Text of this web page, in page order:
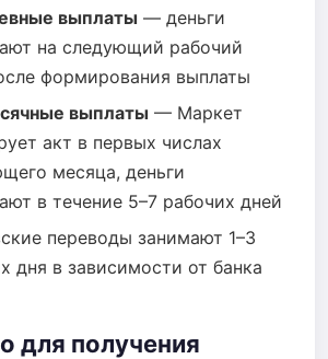
выплаты — деньги
на следующий рабочий
формирования выплаты
выплаты — Маркет
акт в первых числах
месяца, деньги
в течение 5–7 рабочих дней
переводы занимают 1–3
дня в зависимости от банка
для получения